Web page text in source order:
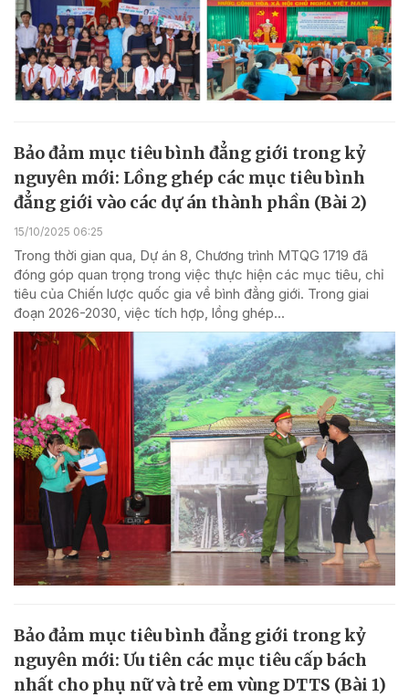
Bảo đảm mục tiêu bình đẳng giới trong kỷ
nguyên mới: Lồng ghép các mục tiêu bình
đẳng giới vào các dự án thành phần (Bài 2)
15/10/2025 06:25
Trong thời gian qua, Dự án 8, Chương trình MTQG 1719 đã
đóng góp quan trọng trong việc thực hiện các mục tiêu, chỉ
tiêu của Chiến lược quốc gia về bình đẳng giới. Trong giai
đoạn 2026-2030, việc tích hợp, lồng ghép...
Bảo đảm mục tiêu bình đẳng giới trong kỷ
nguyên mới: Ưu tiên các mục tiêu cấp bách
nhất cho phụ nữ và trẻ em vùng DTTS (Bài 1)